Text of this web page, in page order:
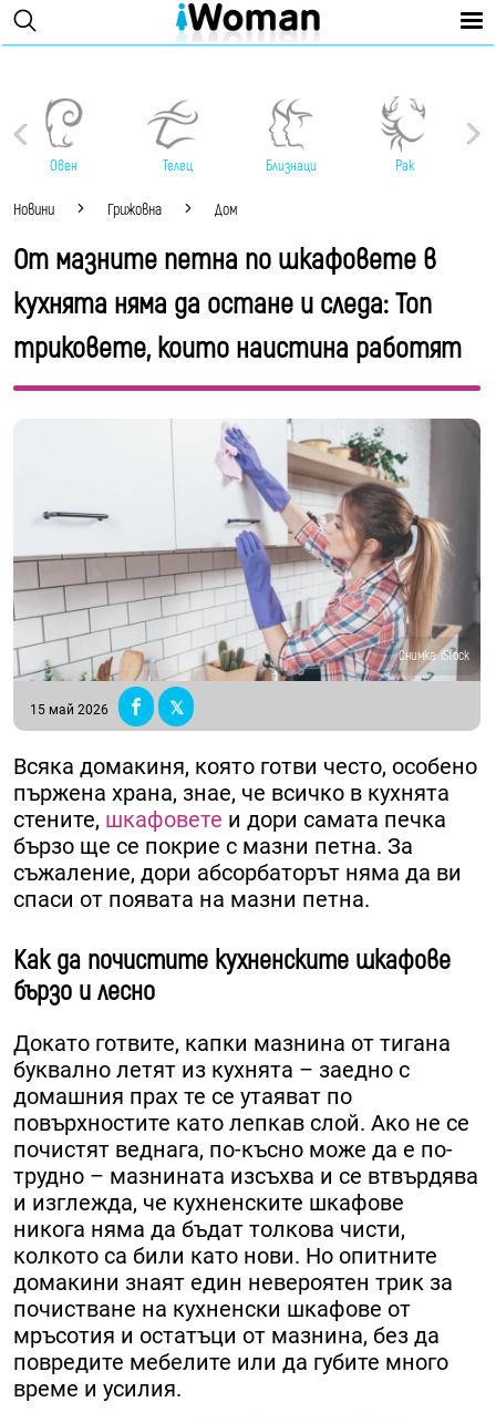
Овен Телец Близнаци Рак
Новини Грижовна Дом
От мазните петна по шкафовете в
кухнята няма да остане и следа: Топ
триковете, които наистина работят
Снимка: iStock
15 май 2026
Всяка домакиня, която готви често, особено
пържена храна, знае, че всичко в кухнята
стените, шкафовете и дори самата печка
бързо ще се покрие с мазни петна. За
съжаление, дори абсорбаторът няма да ви
спаси от появата на мазни петна.
Как да почистите кухненските шкафове
бързо и лесно
Докато готвите, капки мазнина от тигана
буквално летят из кухнята – заедно с
домашния прах те се утаяват по
повърхностите като лепкав слой. Ако не се
почистят веднага, по-късно може да е по-
трудно – мазнината изсъхва и се втвърдява
и изглежда, че кухненските шкафове
никога няма да бъдат толкова чисти,
колкото са били като нови. Но опитните
домакини знаят един невероятен трик за
почистване на кухненски шкафове от
мръсотия и остатъци от мазнина, без да
повредите мебелите или да губите много
време и усилия.